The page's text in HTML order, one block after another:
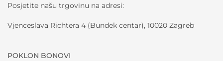
Posjetite našu trgovinu na adresi:
Vjenceslava Richtera 4 (Bundek centar), 10020 Zagreb
POKLON BONOVI